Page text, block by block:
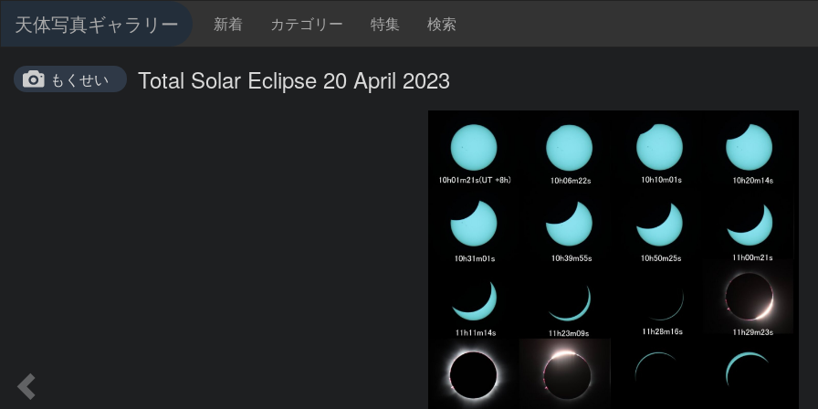
天体写真ギャラリー 新着 カテゴリー 特集 検索
もくせい Total Solar Eclipse 20 April 2023